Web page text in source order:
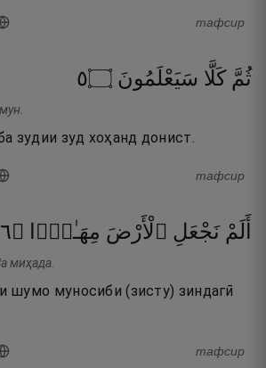
тафсир
ثُمَّ كَلَّا سَيَعْلَمُونَ ۝٥
зудии зуд хоҳанд донист.
тафсир
أَلَمْ نَجْعَلِ ٱلْأَرْضَ مِهَـٰدًۭا ۝٦
миҳада.
шумо муносиби (зисту) зиндагӣ
тафсир